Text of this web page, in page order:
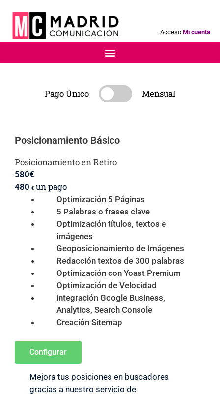
Acceso Mi cuenta
Pago Único Mensual
Posicionamiento Básico
Posicionamiento en Retiro
580€
480 € un pago
Optimización 5 Páginas
5 Palabras o frases clave
Optimización títulos, textos e
imágenes
Geoposicionamiento de Imágenes
Redacción textos de 300 palabras
Optimización con Yoast Premium
Optimización de Velocidad
integración Google Business,
Analytics, Search Console
Creación Sitemap
Configurar
Mejora tus posiciones en buscadores
gracias a nuestro servicio de